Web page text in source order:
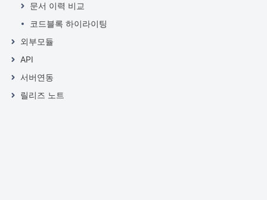
문서 이력 비교
코드블록 하이라이팅
외부모듈
API
서버연동
릴리즈 노트